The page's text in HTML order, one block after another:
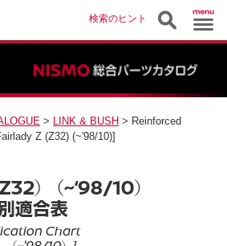
検索のヒント
> LINK & BUSH > Reinforced
Z (Z32) (~'98/10)]